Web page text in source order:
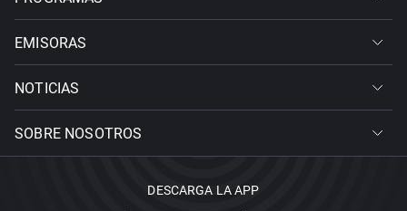
EMISORAS
NOTICIAS
SOBRE NOSOTROS
DESCARGA LA APP